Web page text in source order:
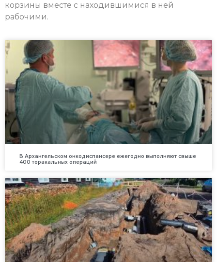
корзины вместе с находившимися в ней
рабочими.
В Архангельском онкодиспансере ежегодно выполняют свыше
400 торакальных операций